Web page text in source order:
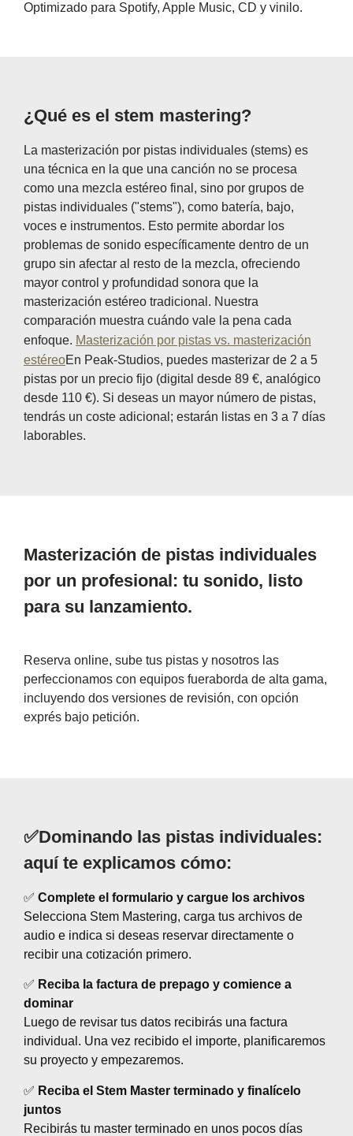
Optimizado para Spotify, Apple Music, CD y vinilo.
¿Qué es el stem mastering?
La masterización por pistas individuales (stems) es
una técnica en la que una canción no se procesa
como una mezcla estéreo final, sino por grupos de
pistas individuales ("stems"), como batería, bajo,
voces e instrumentos. Esto permite abordar los
problemas de sonido específicamente dentro de un
grupo sin afectar al resto de la mezcla, ofreciendo
mayor control y profundidad sonora que la
masterización estéreo tradicional. Nuestra
comparación muestra cuándo vale la pena cada
enfoque. Masterización por pistas vs. masterización
estéreoEn Peak-Studios, puedes masterizar de 2 a 5
pistas por un precio fijo (digital desde 89 €, analógico
desde 110 €). Si deseas un mayor número de pistas,
tendrás un coste adicional; estarán listas en 3 a 7 días
laborables.
Masterización de pistas individuales
por un profesional: tu sonido, listo
para su lanzamiento.
Reserva online, sube tus pistas y nosotros las
perfeccionamos con equipos fueraborda de alta gama,
incluyendo dos versiones de revisión, con opción
exprés bajo petición.
✅Dominando las pistas individuales:
aquí te explicamos cómo:
✅ Complete el formulario y cargue los archivos
Selecciona Stem Mastering, carga tus archivos de
audio e indica si deseas reservar directamente o
recibir una cotización primero.
✅ Reciba la factura de prepago y comience a
dominar
Luego de revisar tus datos recibirás una factura
individual. Una vez recibido el importe, planificaremos
su proyecto y empezaremos.
✅ Reciba el Stem Master terminado y finalícelo
juntos
Recibirás tu master terminado en unos pocos días